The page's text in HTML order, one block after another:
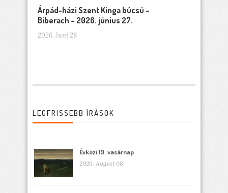
Árpád-házi Szent Kinga búcsú –
Biberach – 2026. június 27.
2026. Juni 28
LEGFRISSEBB ÍRÁSOK
Évközi 19. vasárnap
2026. August 08